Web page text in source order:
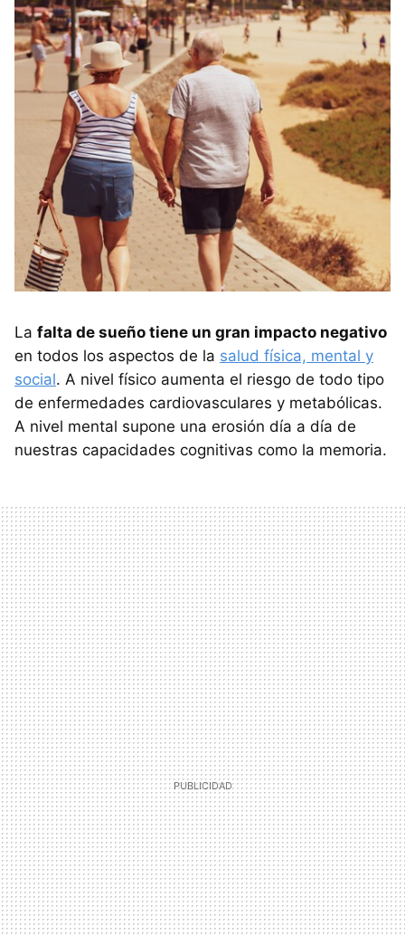
La falta de sueño tiene un gran impacto negativo
en todos los aspectos de la salud física, mental y
social. A nivel físico aumenta el riesgo de todo tipo
de enfermedades cardiovasculares y metabólicas.
A nivel mental supone una erosión día a día de
nuestras capacidades cognitivas como la memoria.